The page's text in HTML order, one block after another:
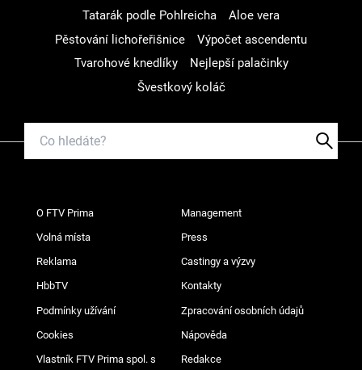
Tatarák podle Pohlreicha
Aloe vera
Pěstování lichořeřišnice
Výpočet ascendentu
Tvarohové knedlíky
Nejlepší palačinky
Švestkový koláč
O FTV Prima Management
Volná místa Press
Reklama Castingy a výzvy
HbbTV Kontakty
Podmínky užívání Zpracování osobních údajů
Cookies Nápověda
Vlastník FTV Prima spol. s
Redakce